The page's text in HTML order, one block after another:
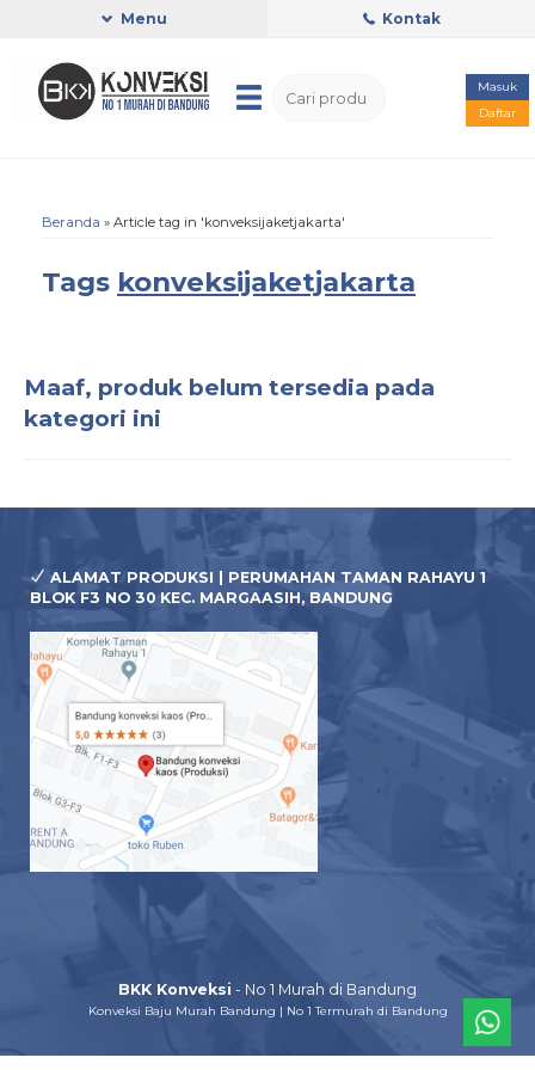
Menu Kontak
Masuk
Daftar
Beranda » Article tag in 'konveksijaketjakarta'
Tags konveksijaketjakarta
Maaf, produk belum tersedia pada
kategori ini
ALAMAT PRODUKSI | PERUMAHAN TAMAN RAHAYU 1
BLOK F3 NO 30 KEC. MARGAASIH, BANDUNG
BKK Konveksi - No 1 Murah di Bandung
Konveksi Baju Murah Bandung | No 1 Termurah di Bandung